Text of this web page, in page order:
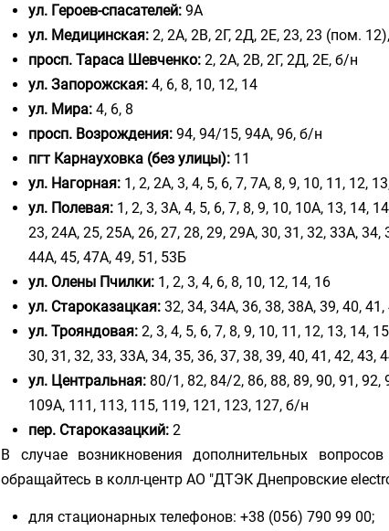
ул. Героев-спасателей: 9А
ул. Медицинская: 2, 2А, 2В, 2Г, 2Д, 2Е, 23, 23 (пом.
просп. Тараса Шевченко: 2, 2А, 2В, 2Г, 2Д, 2Е, б/н
ул. Запорожская: 4, 6, 8, 10, 12, 14
ул. Мира: 4, 6, 8
просп. Возрождения: 94, 94/15, 94А, 96, б/н
пгт Карнауховка (без улицы): 11
ул. Нагорная: 1, 2, 2А, 3, 4, 5, 6, 7, 7А, 8, 9, 10, 11, 12,
ул. Полевая: 1, 2, 3, 3А, 4, 5, 6, 7, 8, 9, 10, 10А, 13, 14,
23, 24А, 25, 25А, 26, 27, 28, 29, 29А, 30, 31, 32, 33А,
44А, 45, 47А, 49, 51, 53Б
ул. Олены Пчилки: 1, 2, 3, 4, 6, 8, 10, 12, 14, 16
ул. Староказацкая: 32, 34, 34А, 36, 38, 38А, 39, 40,
ул. Трояндовая: 2, 3, 4, 5, 6, 7, 8, 9, 10, 11, 12, 13, 14,
30, 31, 32, 33, 33А, 34, 35, 36, 37, 38, 39, 40, 41, 42, 43,
ул. Центральная: 80/1, 82, 84/2, 86, 88, 89, 90, 91, 92,
109А, 111, 113, 115, 119, 121, 123, 127, б/н
пер. Староказацкий: 2
В случае возникновения дополнительных
обращайтесь в колл-центр АО "ДТЭК Днепровские
для стационарных телефонов: +38 (056) 790 99 00;